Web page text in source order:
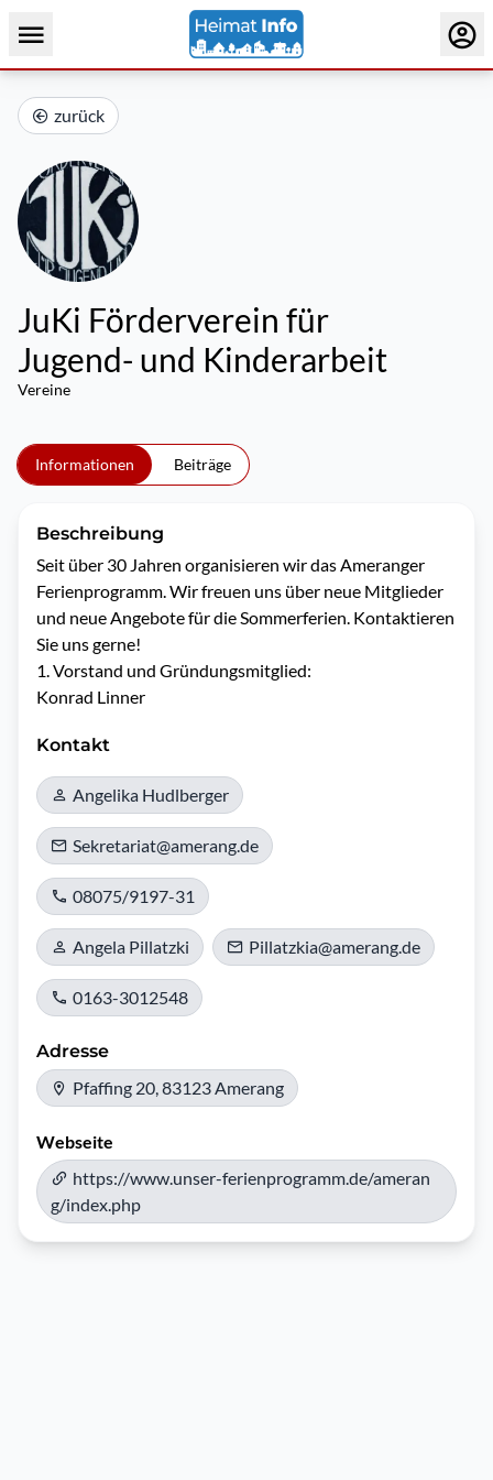
zurück
JuKi Förderverein für
Jugend- und Kinderarbeit
Vereine
Informationen Beiträge
Beschreibung
Seit über 30 Jahren organisieren wir das Ameranger
Ferienprogramm. Wir freuen uns über neue Mitglieder
und neue Angebote für die Sommerferien. Kontaktieren
Sie uns gerne!
1. Vorstand und Gründungsmitglied:
Kontakt
Angelika Hudlberger
Sekretariat@amerang.de
08075/9197-31
Angela Pillatzki Pillatzkia@amerang.de
0163-3012548
Adresse
Pfaffing 20, 83123 Amerang
Webseite
https://www.unser-ferienprogramm.de/ameran
g/index.php